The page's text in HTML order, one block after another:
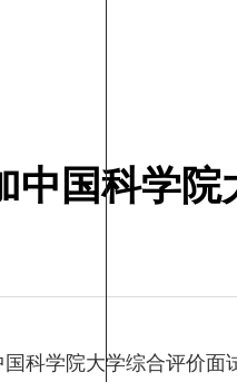
中国科学
学院大学综合评价面